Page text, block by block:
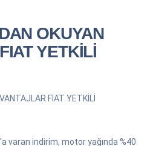
OKUYAN
YETKİLİ
FIAT YETKİLİ
varan indirim, motor yağında %40